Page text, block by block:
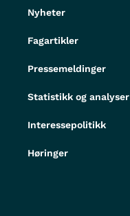
Nyheter
Fagartikler
Pressemeldinger
Statistikk og analyser
Interessepolitikk
Høringer